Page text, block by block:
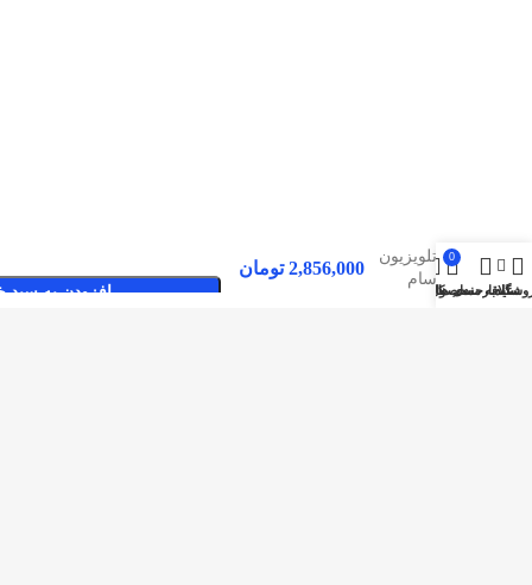
تلویزیون
سام
55TU6500
2,856,000 تومان
افزودن به سبد سایدبار
علاقه مندی ها
0
محصول
حساب کاربری من